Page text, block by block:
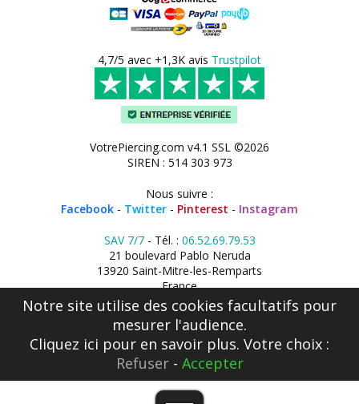
4,7/5 avec +1,3K avis Trustpilot
VotrePiercing.com v4.1 SSL ©2026
SIREN : 514 303 973
Nous suivre :
Facebook - Twitter - Pinterest - Instagram
SAV 7/7- Tél. : 06.52.69.79.53
21 boulevard Pablo Neruda
13920 Saint-Mitre-les-Remparts
France
Notre site utilise des cookies facultatifs pour
mesurer l'audience.
Cliquez ici pour en savoir plus. Votre choix :
Refuser- Accepter